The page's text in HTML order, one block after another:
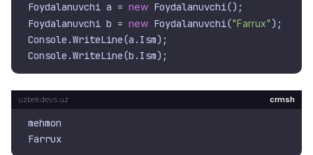
Foydalanuvchi a = new Foydalanuvchi();
Foydalanuvchi b = new Foydalanuvchi("Farrux");
Console.WriteLine(a.Ism);
crmsh
mehmon